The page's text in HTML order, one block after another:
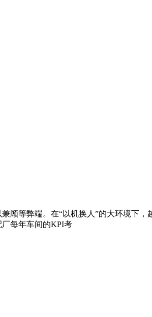
等弊端。在“以机换人”的大环境下，
每年车间的KPI考